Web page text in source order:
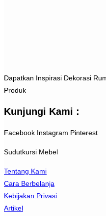
Dapatkan Inspirasi Dekorasi
Produk
Kunjungi Kami :
Facebook Instagram Pinterest
Sudutkursi Mebel
Tentang Kami
Cara Berbelanja
Kebijakan Privasi
Artikel